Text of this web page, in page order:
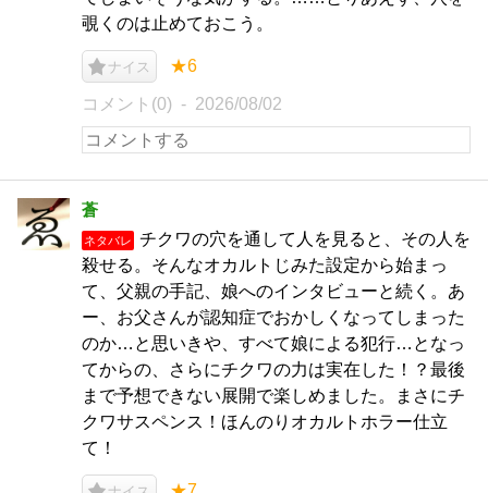
覗くのは止めておこう。
ナイス ★6
コメント(0) 2026/08/02
蒼
ネタバレ
チクワの穴を通して人を見ると、その人を
殺せる。そんなオカルトじみた設定から始まっ
て、父親の手記、娘へのインタビューと続く。あ
ー、お父さんが認知症でおかしくなってしまった
のか…と思いきや、すべて娘による犯行…となっ
てからの、さらにチクワの力は実在した！？最後
まで予想できない展開で楽しめました。まさにチ
クワサスペンス！ほんのりオカルトホラー仕立
て！